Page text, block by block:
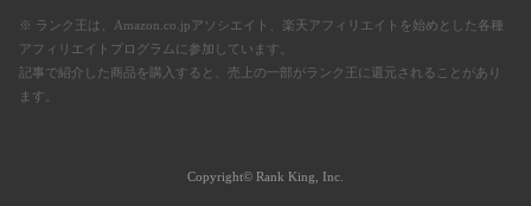
※ ランク王は、Amazon.co.jpアソシエイト、楽天アフィリエイトを始めとした各種
アフィリエイトプログラムに参加しています。
記事で紹介した商品を購入すると、売上の一部がランク王に還元されることがあり
ます。
Copyright© Rank King, Inc.